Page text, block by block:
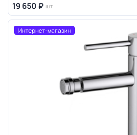
19 650 ₽ шт
Интернет-магазин